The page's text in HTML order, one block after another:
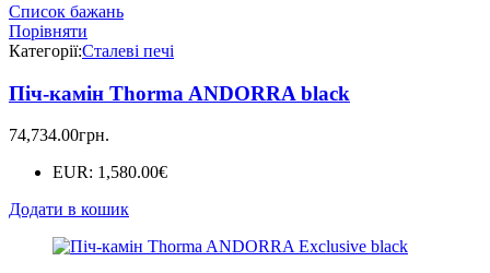
Список бажань
Порівняти
Категорії:Сталеві печі
Піч-камін Thorma ANDORRA black
74,734.00грн.
EUR: 1,580.00€
Додати в кошик